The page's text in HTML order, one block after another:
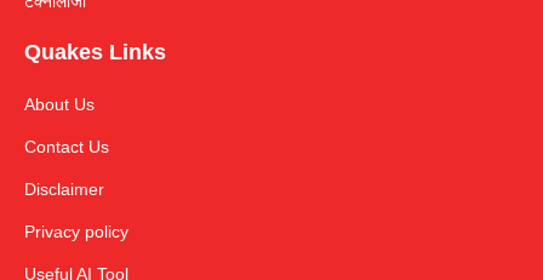
Quakes Links
About Us
Contact Us
Disclaimer
Privacy policy
Useful AI Tool